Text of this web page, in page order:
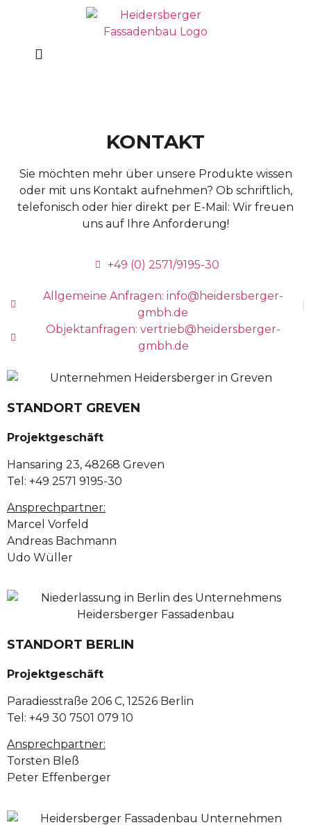
KONTAKT
Sie möchten mehr über unsere Produkte wissen
oder mit uns Kontakt aufnehmen? Ob schriftlich,
telefonisch oder hier direkt per E-Mail: Wir freuen
uns auf Ihre Anforderung!
+49 (0) 2571/9195-30
Allgemeine Anfragen: info@heidersberger-
gmbh.de
Objektanfragen: vertrieb@heidersberger-
gmbh.de
STANDORT GREVEN
Projektgeschäft
Hansaring 23, 48268 Greven
Tel: +49 2571 9195-30
Ansprechpartner:
Marcel Vorfeld
Andreas Bachmann
Udo Wüller
STANDORT BERLIN
Projektgeschäft
Paradiesstraße 206 C, 12526 Berlin
Tel: +49 30 7501 079 10
Ansprechpartner:
Torsten Bleß
Peter Effenberger